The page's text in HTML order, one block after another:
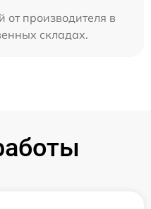
от производителя в
складах.